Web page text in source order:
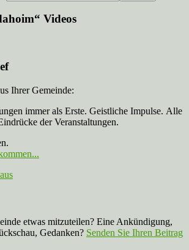
Videos
Ihrer Gemeinde:
immer als Erste. Geistliche Impulse. Alle
der Veranstaltungen.
etwas mitzuteilen? Eine Ankündigung,
Gedanken? Senden Sie Ihren Beitrag